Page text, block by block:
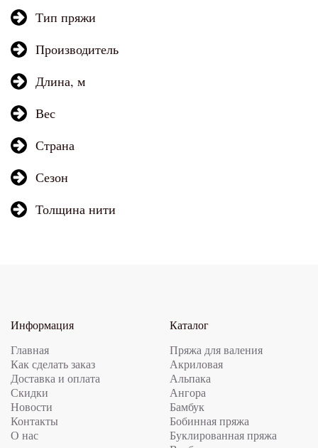
Тип пряжи
Производитель
Длина, м
Вес
Страна
Сезон
Толщина нити
Информация
Главная
Как сделать заказ
Доставка и оплата
Скидки
Новости
Контакты
О нас
Каталог
Пряжа для валения
Акриловая
Альпака
Ангора
Бамбук
Бобинная пряжа
Буклированная пряжа